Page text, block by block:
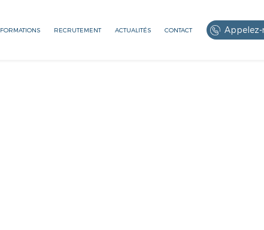
FORMATIONS RECRUTEMENT ACTUALITÉS CONTACT Appelez-